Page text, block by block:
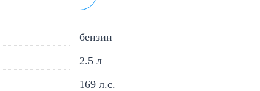
бензин
2.5 л
169 л.с.